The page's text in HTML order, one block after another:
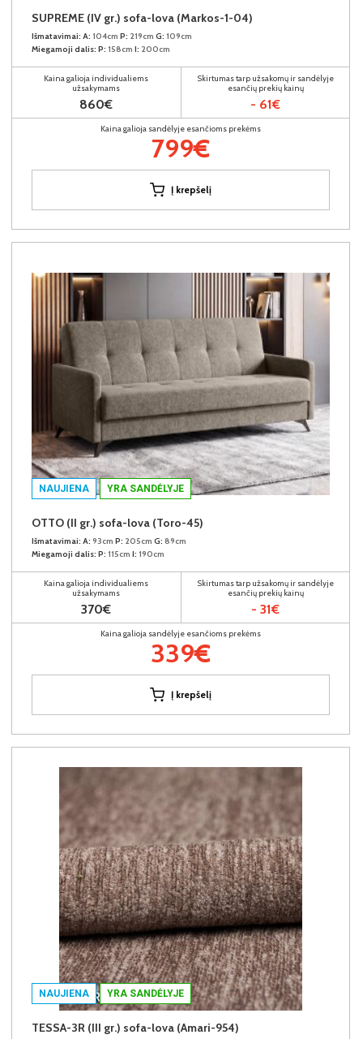
SUPREME (IV gr.) sofa-lova (Markos-1-04)
Išmatavimai: A: 104cm P: 219cm G: 109cm
Miegamoji dalis: P: 158cm I: 200cm
Kaina galioja individualiems
užsakymams
860€
Skirtumas tarp užsakomų ir sandėlyje
esančių prekių kainų
- 61€
Kaina galioja sandėlyje esančioms prekėms
799€
Į krepšelį
NAUJIENA YRA SANDĖLYJE
OTTO (II gr.) sofa-lova (Toro-45)
Išmatavimai: A: 93cm P: 205cm G: 89cm
Miegamoji dalis: P: 115cm I: 190cm
Kaina galioja individualiems
užsakymams
370€
Skirtumas tarp užsakomų ir sandėlyje
esančių prekių kainų
- 31€
Kaina galioja sandėlyje esančioms prekėms
339€
Į krepšelį
NAUJIENA YRA SANDĖLYJE
TESSA-3R (III gr.) sofa-lova (Amari-954)